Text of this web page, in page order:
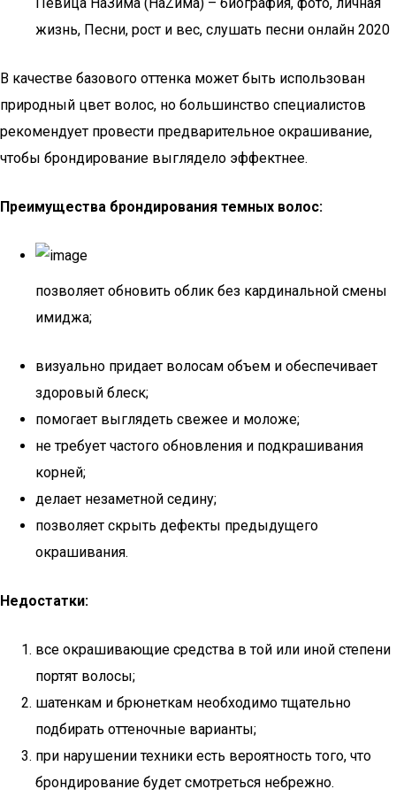
жизнь, Песни, рост и вес, слушать песни онлайн 2020
В качестве базового оттенка может быть использован
природный цвет волос, но большинство специалистов
рекомендует провести предварительное окрашивание,
чтобы брондирование выглядело эффектнее.
Преимущества брондирования темных волос:
позволяет обновить облик без кардинальной смены
имиджа;
визуально придает волосам объем и обеспечивает
здоровый блеск;
помогает выглядеть свежее и моложе;
не требует частого обновления и подкрашивания
корней;
делает незаметной седину;
позволяет скрыть дефекты предыдущего
окрашивания.
Недостатки:
все окрашивающие средства в той или иной степени
портят волосы;
шатенкам и брюнеткам необходимо тщательно
подбирать оттеночные варианты;
при нарушении техники есть вероятность того, что
брондирование будет смотреться небрежно.